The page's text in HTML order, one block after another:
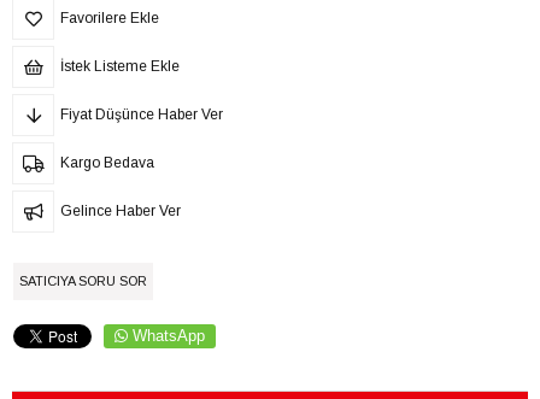
Favorilere Ekle
İstek Listeme Ekle
Fiyat Düşünce Haber Ver
Kargo Bedava
Gelince Haber Ver
SATICIYA SORU SOR
WhatsApp